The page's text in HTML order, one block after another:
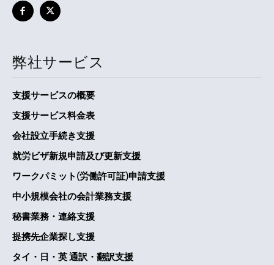
弊社サービス
支援サービスの概要
支援サービス料金表
会社設立手続き支援
就労ビザ新規申請及び更新支援
ワークパミット(労働許可証)申請支援
中小規模会社の会計業務支援
秘書業務・連絡支援
提携先企業探し支援
タイ・日・英 通訳・翻訳支援